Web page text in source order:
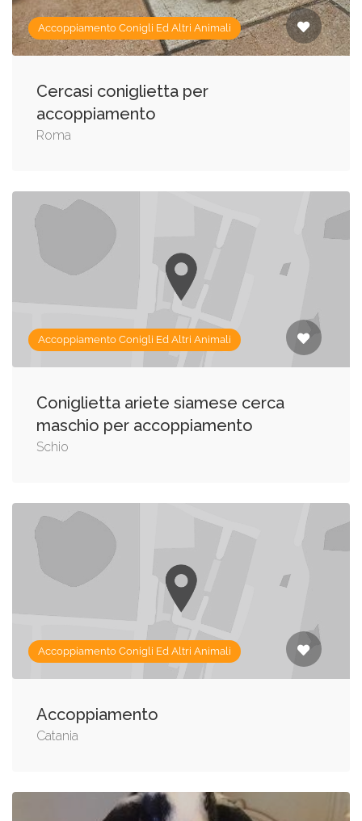
Accoppiamento Conigli Ed Altri Animali
Cercasi coniglietta per
accoppiamento
Roma
Accoppiamento Conigli Ed Altri Animali
Coniglietta ariete siamese cerca
maschio per accoppiamento
Schio
Accoppiamento Conigli Ed Altri Animali
Accoppiamento
Catania